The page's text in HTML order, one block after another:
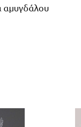
αμυγδάλου